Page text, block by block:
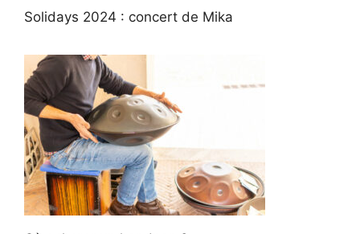
Solidays 2024 : concert de Mika